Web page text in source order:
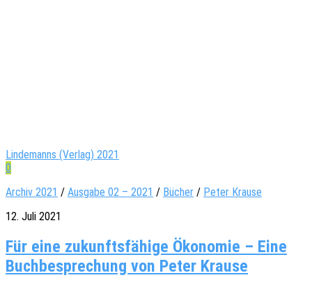
Lindemanns (Verlag) 2021
0
Archiv 2021 / Ausgabe 02 – 2021 / Bücher / Peter Krause
12. Juli 2021
Für eine zukunftsfähige Ökonomie – Eine
Buchbesprechung von Peter Krause